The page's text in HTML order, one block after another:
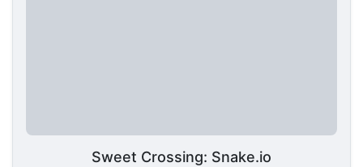
Sweet Crossing: Snake.io